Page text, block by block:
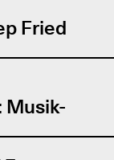
Fried
Musik-